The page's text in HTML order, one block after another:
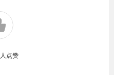
人点赞